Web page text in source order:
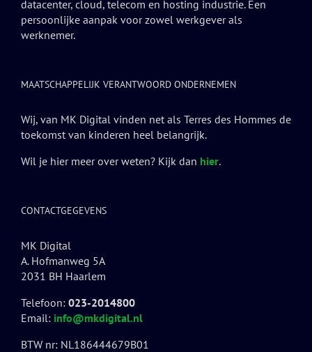
datacenter, cloud, telecom en hosting industrie. Een
persoonlijke aanpak voor zowel werkgever als
werknemer.
MAATSCHAPPELIJK VERANTWOORD ONDERNEMEN
Wij, van MK Digital vinden net als Terres des Hommes de
toekomst van kinderen heel belangrijk.
Wil je hier meer over weten? Kijk dan hier.
CONTACTGEGEVENS
MK Digital
A. Hofmanweg 5A
2031 BH Haarlem
Telefoon: 023-2014800
Email: info@mkdigital.nl
BTW nr: NL186444679B01